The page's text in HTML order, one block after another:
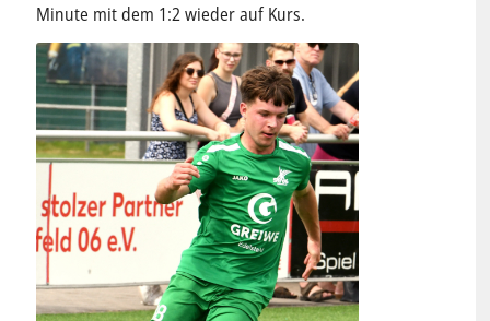
Minute mit dem 1:2 wieder auf Kurs.